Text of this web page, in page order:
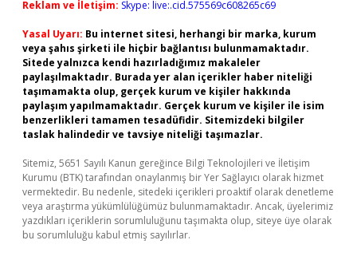
Reklam ve İletişim: Skype: live:.cid.575569c608265c69
Yasal Uyarı: Bu internet sitesi, herhangi bir marka, kurum
veya şahıs şirketi ile hiçbir bağlantısı bulunmamaktadır.
Sitede yalnızca kendi hazırladığımız makaleler
paylaşılmaktadır. Burada yer alan içerikler haber niteliği
taşımamakta olup, gerçek kurum ve kişiler hakkında
paylaşım yapılmamaktadır. Gerçek kurum ve kişiler ile isim
benzerlikleri tamamen tesadüfidir. Sitemizdeki bilgiler
taslak halindedir ve tavsiye niteliği taşımazlar.
Sitemiz, 5651 Sayılı Kanun gereğince Bilgi Teknolojileri ve İletişim
Kurumu (BTK) tarafından onaylanmış bir Yer Sağlayıcı olarak hizmet
vermektedir. Bu nedenle, sitedeki içerikleri proaktif olarak denetleme
veya araştırma yükümlülüğümüz bulunmamaktadır. Ancak, üyelerimiz
yazdıkları içeriklerin sorumluluğunu taşımakta olup, siteye üye olarak
bu sorumluluğu kabul etmiş sayılırlar.